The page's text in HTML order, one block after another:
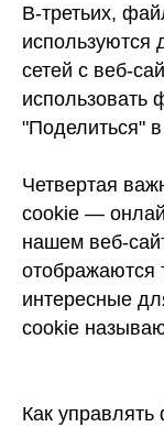
В-третьих,
используются
сетей с веб-
использовать
"Поделиться"
Четвертая
cookie —
нашем веб-
отображаются
интересные
cookie
Как